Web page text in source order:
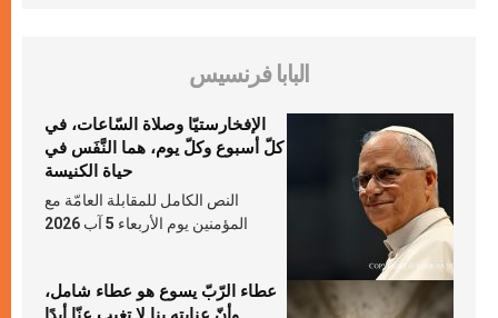
البابا فرنسيس
الإفخارستيّا وصلاة السّاعات، في
كلّ أسبوع وكلّ يوم، هما النَّفَس في
حياة الكنيسة
النص الكامل للمقابلة العامّة مع
المؤمنين يوم الأربعاء 5 آب 2026
عطاء الرّبّ يسوع هو عطاء شامل،